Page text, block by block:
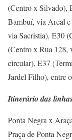
(Centro x Silvado),
Bambuí, via Areal
via Sacristia), E30
(Centro x Rua 128,
circular), E37
Jardel Filho), entre
Itinerário das
Ponta Negra x
Praça de Ponta